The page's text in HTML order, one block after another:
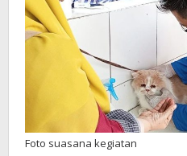
Foto suasana kegiatan